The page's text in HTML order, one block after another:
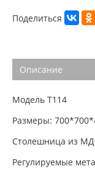
Поделиться
Описание
Модель Т114
Размеры:
Столешница из
Регулируемые